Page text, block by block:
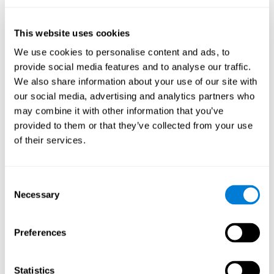
This website uses cookies
We use cookies to personalise content and ads, to
provide social media features and to analyse our traffic.
We also share information about your use of our site with
our social media, advertising and analytics partners who
may combine it with other information that you’ve
provided to them or that they’ve collected from your use
of their services.
Selection
Necessary
Preferences
Statistics
Si usa un'interfaccia su un (PC, móvil, Tablet) di uscita che
da e cattura gli stimoli della valutazione.
El Sistema ha un dispositivo di entrata di movimento e un
dispositivo di uscita che da uno stimolo. Esiste un
analizzatore che analizza i dati di suddetto dispositivo in
entrata.
B) L'analisi dei dati sulla base dei risultati della valutazione
preliminare .
complesse e continu, il tempo richiesto per muovere
suddetto stimolo, la delicatezza nel movimento, complesso